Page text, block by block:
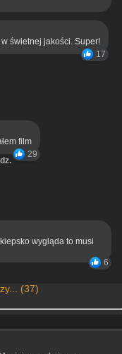
świetnej jakości. Super!
17
film
29
wygląda to musi
6
(37)